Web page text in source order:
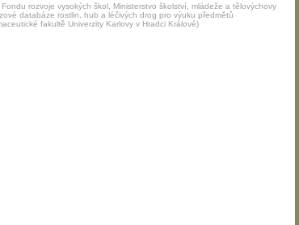
rozvoje vysokých škol, Ministerstvo školství, mládeže a tělovýchovy
databáze rostlin, hub a léčivých drog pro výuku předmětů
fakultě Univerzity Karlovy v Hradci Králové)